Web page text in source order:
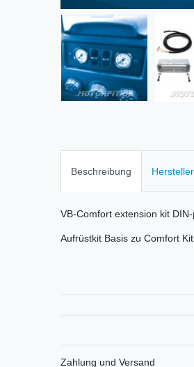
Beschreibung Hersteller
VB-Comfort extension kit
Aufrüstkit Basis zu Comfort
Zahlung und Versand